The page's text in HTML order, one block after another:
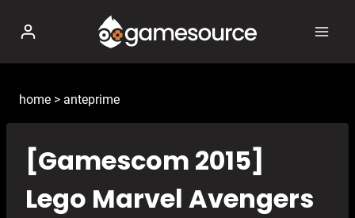
contenuto
home > anteprime
[Gamescom 2015]
Lego Marvel Avengers